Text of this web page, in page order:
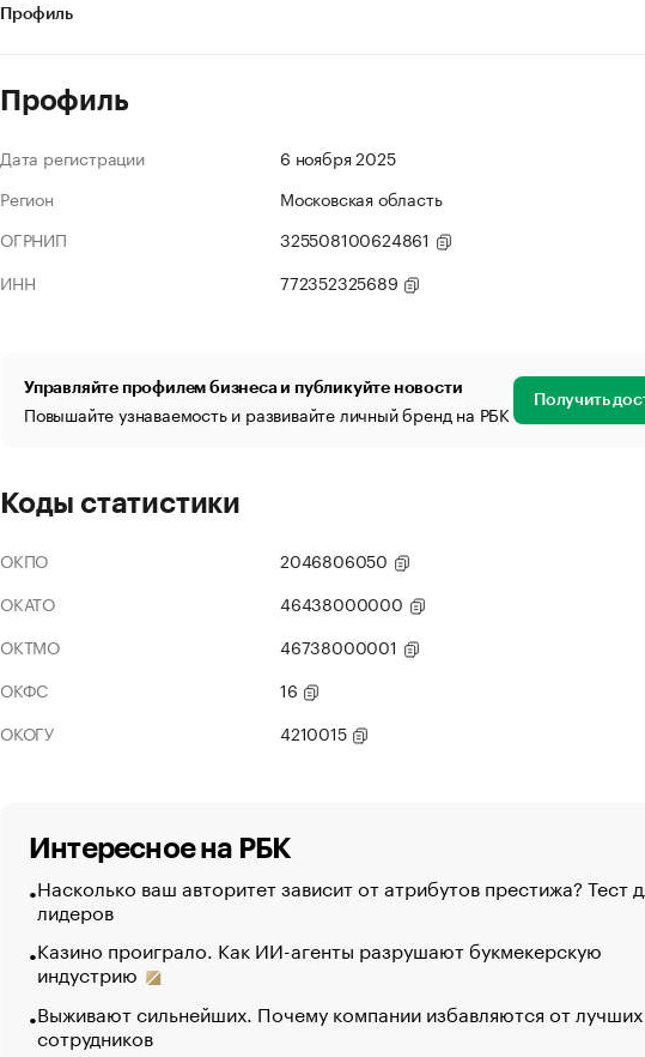
Профиль
Профиль
Дата регистрации
6 ноября 2025
Регион
Московская область
ОГРНИП
325508100624861
ИНН
772352325689
Управляйте профилем бизнеса и публикуйте новости
Повышайте узнаваемость и развивайте личный бренд на РБК Получить
Коды статистики
ОКПО
2046806050
ОКАТО
46438000000
ОКТМО
46738000001
ОКФС
16
ОКОГУ
4210015
Интересное на РБК
Насколько ваш авторитет зависит от атрибутов престижа? Тест
лидеров
Казино проиграло. Как ИИ-агенты разрушают букмекерскую
индустрию
Выживают сильнейших. Почему компании избавляются от лучших
сотрудников